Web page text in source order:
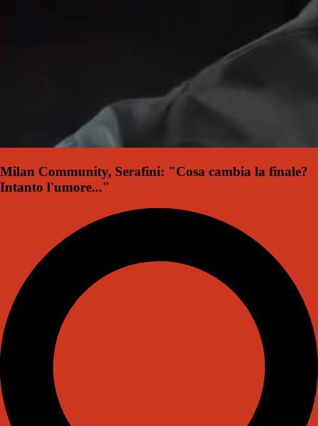
Milan Community, Serafini: "Cosa cambia la finale?
Intanto l'umore..."